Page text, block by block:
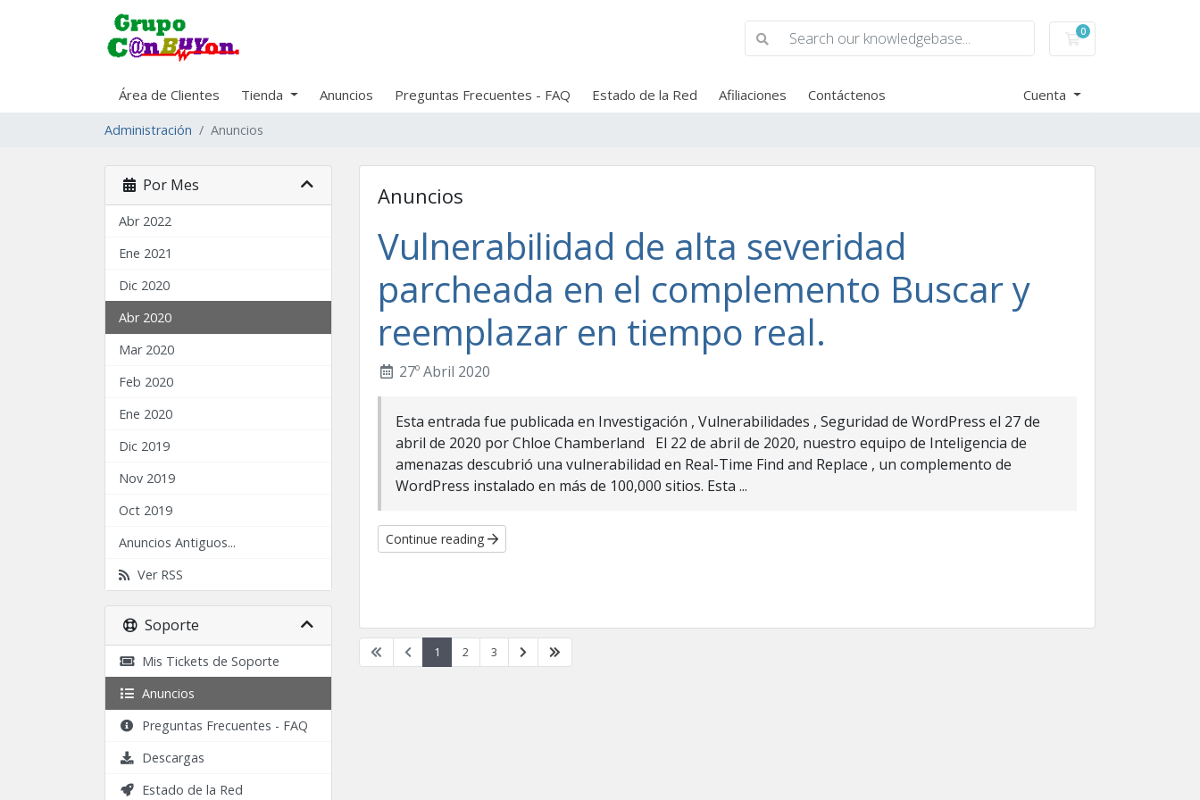
0
Carro de Pedidos
Área de Clientes Tienda Anuncios Preguntas Frecuentes - FAQ Estado de la Red Afiliaciones Contáctenos Cuenta
Administración Anuncios
Por Mes
Abr 2022
Ene 2021
Dic 2020
Abr 2020
Mar 2020
Feb 2020
Ene 2020
Dic 2019
Nov 2019
Oct 2019
Anuncios Antiguos...
Ver RSS
Soporte
Mis Tickets de Soporte
Anuncios
Preguntas Frecuentes - FAQ
Descargas
Estado de la Red
Anuncios
Vulnerabilidad de alta severidad
parcheada en el complemento Buscar y
reemplazar en tiempo real.
27º Abril 2020
Esta entrada fue publicada en Investigación , Vulnerabilidades , Seguridad de WordPress el 27 de
abril de 2020 por Chloe Chamberland El 22 de abril de 2020, nuestro equipo de Inteligencia de
amenazas descubrió una vulnerabilidad en Real-Time Find and Replace , un complemento de
WordPress instalado en más de 100,000 sitios. Esta ...
Continue reading
1 2 3